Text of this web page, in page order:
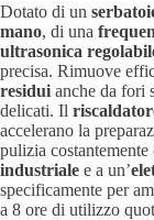
Dotato di un
mano, di una
ultrasonica
precisa. Rimuove
residui anche da fori
delicati. Il
accelerano la
pulizia costantemente
industriale e a un’
specificamente per
a 8 ore di utilizzo